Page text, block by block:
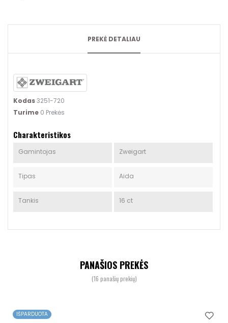
PREKĖ DETALIAU
Kodas3251-720
Turime 0 Prekės
Charakteristikos
Gamintojas Zweigart
Tipas Aida
Tankis 16 ct
PANAŠIOS PREKĖS
(16 panašių prekių)
IŠPARDUOTA